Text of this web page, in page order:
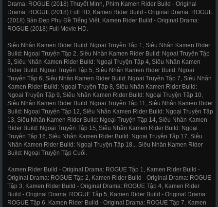
Drama: ROGUE (2018) Thuyết Minh, Phim Kamen Rider Build - Original
Drama: ROGUE (2018) Full HD, Kamen Rider Build - Original Drama: ROGUE
(2018) Bản Đẹp Phụ Đề Tiếng Việt, Kamen Rider Build - Original Drama:
ROGUE (2018) Full Movie HD.
Siêu Nhân Kamen Rider Build: Ngoại Truyện Tập 1, Siêu Nhân Kamen Rider
Build: Ngoại Truyện Tập 2, Siêu Nhân Kamen Rider Build: Ngoại Truyện Tập
3, Siêu Nhân Kamen Rider Build: Ngoại Truyện Tập 4, Siêu Nhân Kamen
Rider Build: Ngoại Truyện Tập 5, Siêu Nhân Kamen Rider Build: Ngoại
Truyện Tập 6, Siêu Nhân Kamen Rider Build: Ngoại Truyện Tập 7, Siêu Nhân
Kamen Rider Build: Ngoại Truyện Tập 8, Siêu Nhân Kamen Rider Build:
Ngoại Truyện Tập 9, Siêu Nhân Kamen Rider Build: Ngoại Truyện Tập 10,
Siêu Nhân Kamen Rider Build: Ngoại Truyện Tập 11, Siêu Nhân Kamen Rider
Build: Ngoại Truyện Tập 12, Siêu Nhân Kamen Rider Build: Ngoại Truyện Tập
13, Siêu Nhân Kamen Rider Build: Ngoại Truyện Tập 14, Siêu Nhân Kamen
Rider Build: Ngoại Truyện Tập 15, Siêu Nhân Kamen Rider Build: Ngoại
Truyện Tập 16, Siêu Nhân Kamen Rider Build: Ngoại Truyện Tập 17, Siêu
Nhân Kamen Rider Build: Ngoại Truyện Tập 18... Siêu Nhân Kamen Rider
Build: Ngoại Truyện Tập Cuối.
Kamen Rider Build - Original Drama: ROGUE Tập 1, Kamen Rider Build -
Original Drama: ROGUE Tập 2, Kamen Rider Build - Original Drama: ROGUE
Tập 3, Kamen Rider Build - Original Drama: ROGUE Tập 4, Kamen Rider
Build - Original Drama: ROGUE Tập 5, Kamen Rider Build - Original Drama:
ROGUE Tập 6, Kamen Rider Build - Original Drama: ROGUE Tập 7, Kamen